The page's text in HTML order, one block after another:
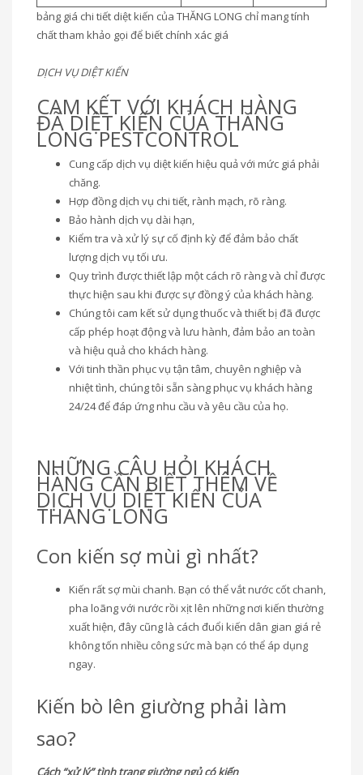
bảng giá chi tiết diệt kiến của THĂNG LONG chỉ mang tính
chất tham khảo gọi để biết chính xác giá
DỊCH VỤ DIỆT KIẾN
CAM KẾT VỚI KHÁCH HÀNG
ĐÃ DIỆT KIẾN CỦA THĂNG
LONG PESTCONTROL
Cung cấp dịch vụ diệt kiến hiệu quả với mức giá phải
chăng.
Hợp đồng dịch vụ chi tiết, rành mạch, rõ ràng.
Bảo hành dịch vụ dài hạn,
Kiểm tra và xử lý sự cố định kỳ để đảm bảo chất
lượng dịch vụ tối ưu.
Quy trình được thiết lập một cách rõ ràng và chỉ được
thực hiện sau khi được sự đồng ý của khách hàng.
Chúng tôi cam kết sử dụng thuốc và thiết bị đã được
cấp phép hoạt động và lưu hành, đảm bảo an toàn
và hiệu quả cho khách hàng.
Với tinh thần phục vụ tận tâm, chuyên nghiệp và
nhiệt tình, chúng tôi sẵn sàng phục vụ khách hàng
24/24 để đáp ứng nhu cầu và yêu cầu của họ.
NHỮNG CÂU HỎI KHÁCH
HÀNG CẦN BIẾT THÊM VỀ
DỊCH VỤ DIỆT KIẾN CỦA
THĂNG LONG
Con kiến sợ mùi gì nhất?
Kiến rất sợ mùi chanh. Bạn có thể vắt nước cốt chanh,
pha loãng với nước rồi xịt lên những nơi kiến thường
xuất hiện, đây cũng là cách đuổi kiến dân gian giá rẻ
không tốn nhiều công sức mà bạn có thể áp dụng
ngay.
Kiến bò lên giường phải làm
sao?
Cách “xử lý” tình trạng giường ngủ có kiến